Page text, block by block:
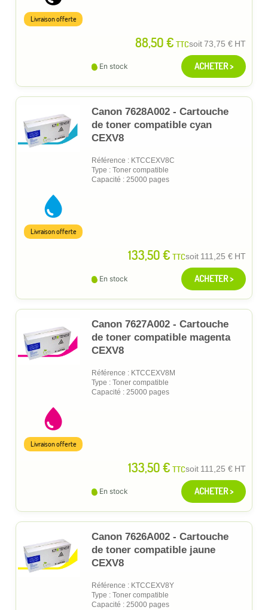
88,50 € TTCsoit73,75 € HT
Livraison offerte
En stock ACHETER >
Canon 7628A002 - Cartouche
de toner compatible cyan
CEXV8
Référence : KTCCEXV8C
Type : Toner compatible
Capacité : 25000 pages
133,50 € TTCsoit 111,25 € HT
Livraison offerte
En stock ACHETER >
Canon 7627A002 - Cartouche
de toner compatible magenta
CEXV8
Référence : KTCCEXV8M
Type : Toner compatible
Capacité : 25000 pages
133,50 € TTCsoit 111,25 € HT
Livraison offerte
En stock ACHETER >
Canon 7626A002 - Cartouche
de toner compatible jaune
CEXV8
Référence : KTCCEXV8Y
Type : Toner compatible
Capacité : 25000 pages